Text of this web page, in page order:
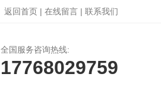
返回首页 | 在线留言 | 联系我们
全国服务咨询热线:
17768029759